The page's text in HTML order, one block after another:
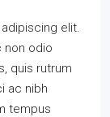
elit.
non odio
quis rutrum
ac nibh
tempus